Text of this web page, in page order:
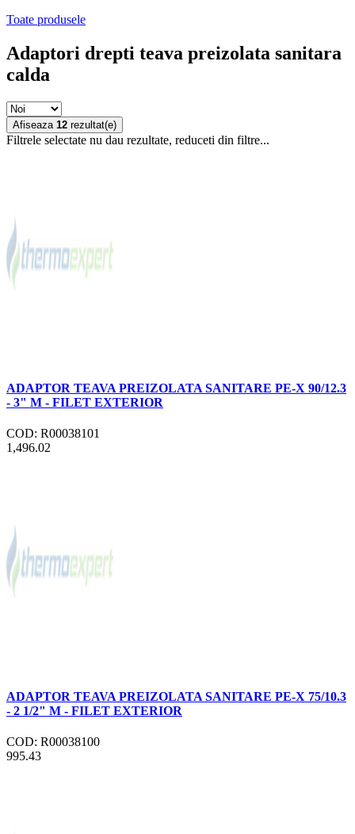
Toate produsele
Adaptori drepti teava preizolata sanitara
calda
Afiseaza 12 rezultat(e)
Filtrele selectate nu dau rezultate, reduceti din filtre...
ADAPTOR TEAVA PREIZOLATA SANITARE PE-X 90/12.3
- 3" M - FILET EXTERIOR
COD: R00038101
1,496.02
ADAPTOR TEAVA PREIZOLATA SANITARE PE-X 75/10.3
- 2 1/2" M - FILET EXTERIOR
COD: R00038100
995.43